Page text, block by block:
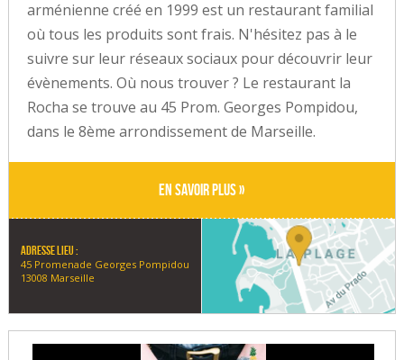
arménienne créé en 1999 est un restaurant familial
où tous les produits sont frais. N'hésitez pas à le
suivre sur leur réseaux sociaux pour découvrir leur
évènements. Où nous trouver ? Le restaurant la
Rocha se trouve au 45 Prom. Georges Pompidou,
dans le 8ème arrondissement de Marseille.
En savoir plus »
Adresse lieu :
45 Promenade Georges Pompidou
13008 Marseille